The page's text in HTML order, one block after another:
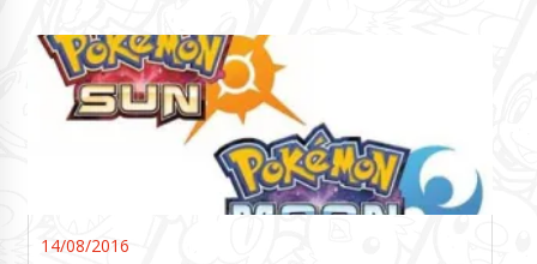
14/08/2016